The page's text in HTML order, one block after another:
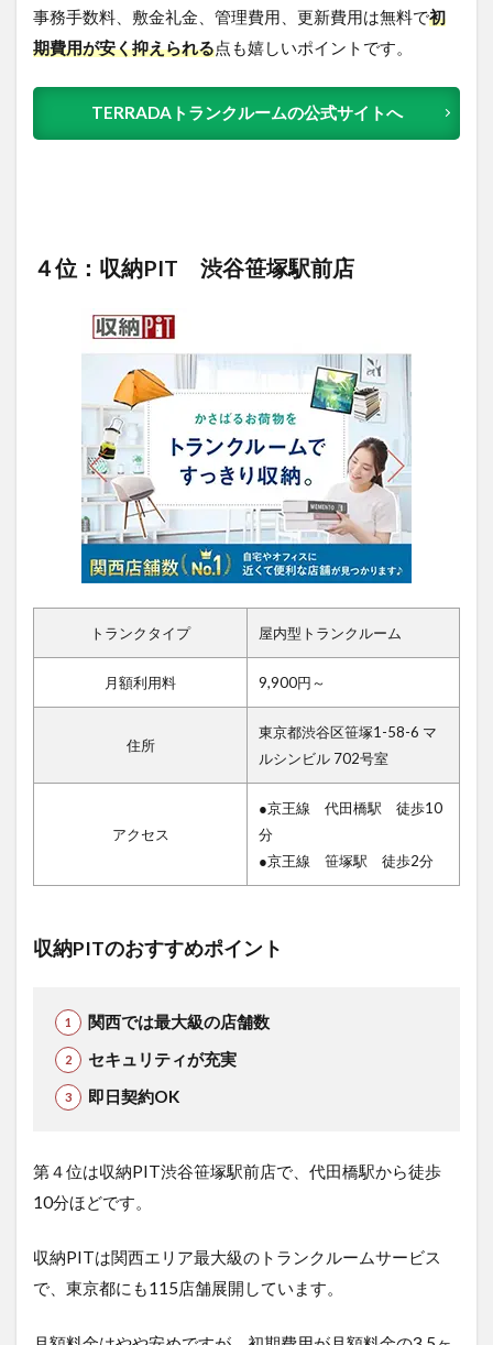
事務手数料、敷金礼金、管理費用、更新費用は無料で初
期費用が安く抑えられる点も嬉しいポイントです。
TERRADAトランクルームの公式サイトへ
４位：収納PIT 渋谷笹塚駅前店
トランクタイプ 屋内型トランクルーム
月額利用料 9,900円～
住所
東京都渋谷区笹塚1-58-6 マ
ルシンビル 702号室
アクセス
●京王線 代田橋駅 徒歩10
分
●京王線 笹塚駅 徒歩2分
収納PITのおすすめポイント
関西では最大級の店舗数
セキュリティが充実
即日契約OK
第４位は収納PIT渋谷笹塚駅前店で 、代田橋駅から徒歩
10分ほどです。
収納PITは関西エリア最大級のトランクルームサービス
で、東京都にも115店舗展開しています。